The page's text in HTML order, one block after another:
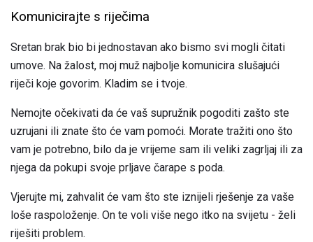
Komunicirajte s riječima
Sretan brak bio bi jednostavan ako bismo svi mogli čitati
umove. Na žalost, moj muž najbolje komunicira slušajući
riječi koje govorim. Kladim se i tvoje.
Nemojte očekivati ​​da će vaš supružnik pogoditi zašto ste
uzrujani ili znate što će vam pomoći. Morate tražiti ono što
vam je potrebno, bilo da je vrijeme sam ili veliki zagrljaj ili za
njega da pokupi svoje prljave čarape s poda.
Vjerujte mi, zahvalit će vam što ste iznijeli rješenje za vaše
loše raspoloženje. On te voli više nego itko na svijetu - želi
riješiti problem.